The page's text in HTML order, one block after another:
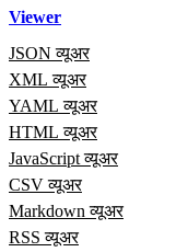
Viewer
JSON व्यूअर
XML व्यूअर
YAML व्यूअर
HTML व्यूअर
JavaScript व्यूअर
CSV व्यूअर
Markdown व्यूअर
RSS व्यूअर